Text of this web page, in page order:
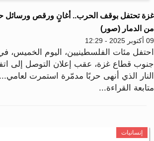
تحتفل بوقف الحرب.. أغانٍ ورقص ورسائل
الدمار (صور)
- 12:29
مئات الفلسطينيين، اليوم الخميس،
قطاع غزة، عقب إعلان التوصل إلى
الذي أنهى حربًا مدمّرة استمرت لعامي...
القراءة...
إنسانيات